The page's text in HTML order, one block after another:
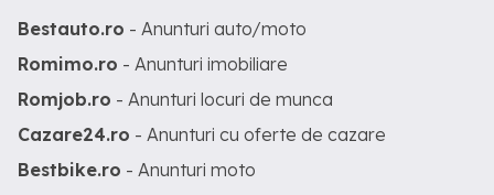
Bestauto.ro - Anunturi auto/moto
Romimo.ro - Anunturi imobiliare
Romjob.ro - Anunturi locuri de munca
Cazare24.ro - Anunturi cu oferte de cazare
Bestbike.ro - Anunturi moto